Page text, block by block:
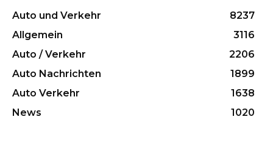
Auto und Verkehr
8237
Allgemein
3116
Auto / Verkehr
2206
Auto Nachrichten
1899
Auto Verkehr
1638
News
1020